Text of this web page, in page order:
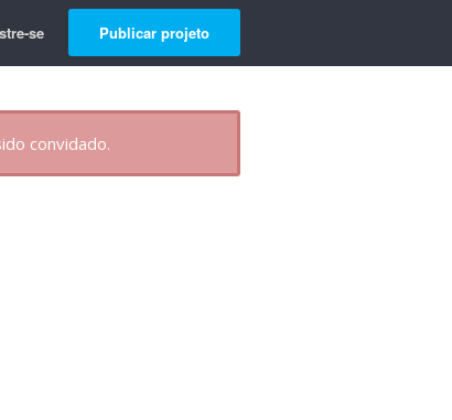
se Publicar projeto
convidado.